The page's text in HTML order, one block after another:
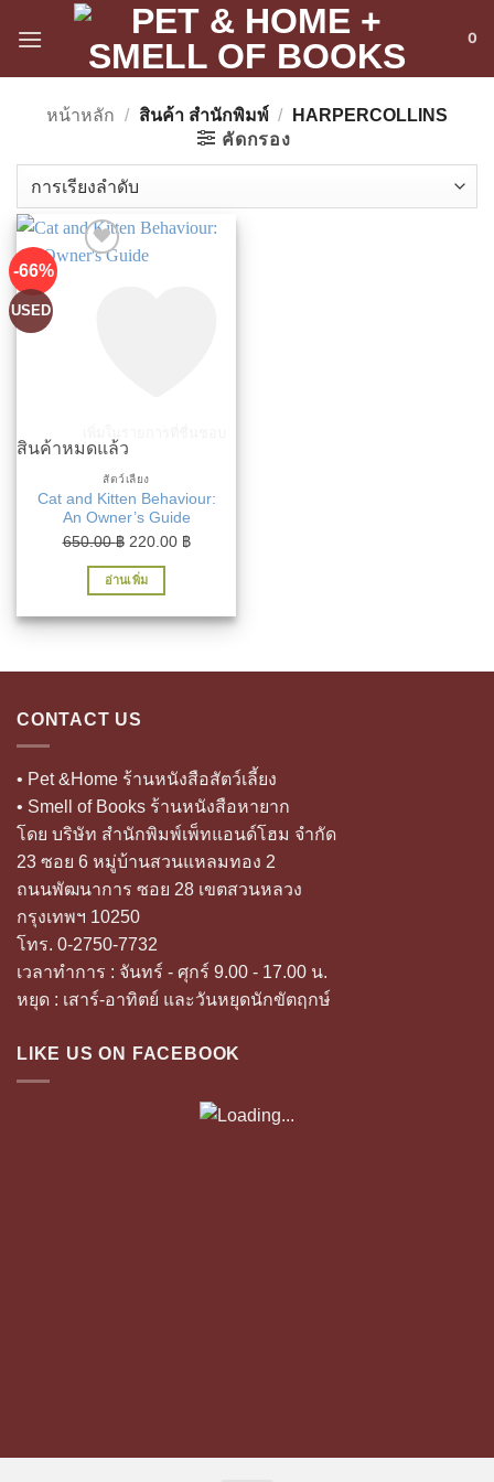
0
หน้าหลัก / สินค้า สำนักพิมพ์ /
HARPERCOLLINS
คัดกรอง
-66%
USED
สินค้าหมดแล้ว
สัตว์เลี้ยง
Cat and Kitten Behaviour:
An Owner’s Guide
650.00฿ Original
price
was:
220.00 ฿Current
อ่านเพิ่ม
CONTACT US
• Pet &Home ร้านหนังสือสัตว์เลี้ยง
• Smell of Books ร้านหนังสือหายาก
โดย บริษัท สำนักพิมพ์เพ็ทแอนด์โฮม จำกัด
23 ซอย 6 หมู่บ้านสวนแหลมทอง 2
ถนนพัฒนาการ ซอย 28 เขตสวนหลวง
กรุงเทพฯ 10250
โทร. 0-2750-7732
เวลาทำการ : จันทร์ - ศุกร์ 9.00 - 17.00 น.
หยุด : เสาร์-อาทิตย์ และวันหยุดนักขัตฤกษ์
LIKE US ON FACEBOOK